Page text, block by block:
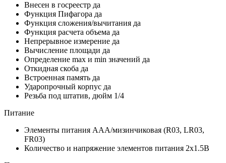
Внесен в госреестр да
Функция Пифагора да
Функция сложения/вычитания да
Функция расчета объема да
Непрерывное измерение да
Вычисление площади да
Определение mах и min значений да
Откидная скоба да
Встроенная память да
Ударопрочный корпус да
Резьба под штатив, дюйм 1/4
Питание
Элементы питания AAA/мизинчиковая (R03, LR03,
FR03)
Количество и напряжение элементов питания 2х1.5В